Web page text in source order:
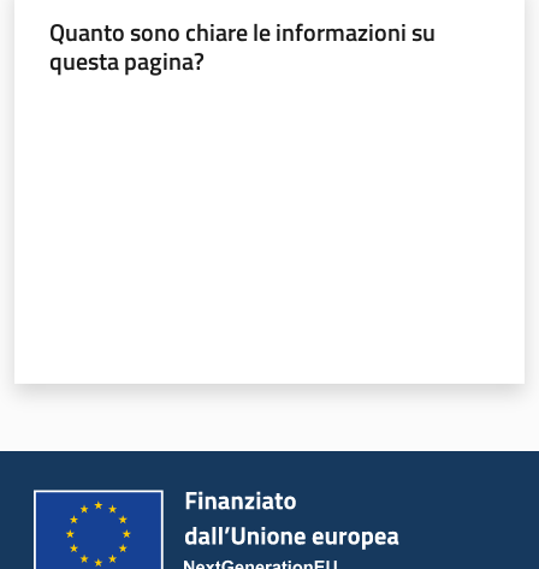
Servizi
Quanto sono chiare le informazioni su
questa pagina?